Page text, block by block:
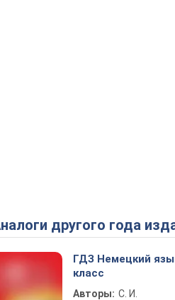
Аналоги другого года
ГДЗ Немецкий
класс
Авторы: С. И.